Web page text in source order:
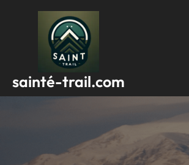
sainté-trail.com